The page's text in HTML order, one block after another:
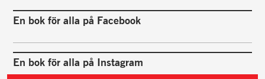
En bok för alla på Facebook
En bok för alla på Instagram